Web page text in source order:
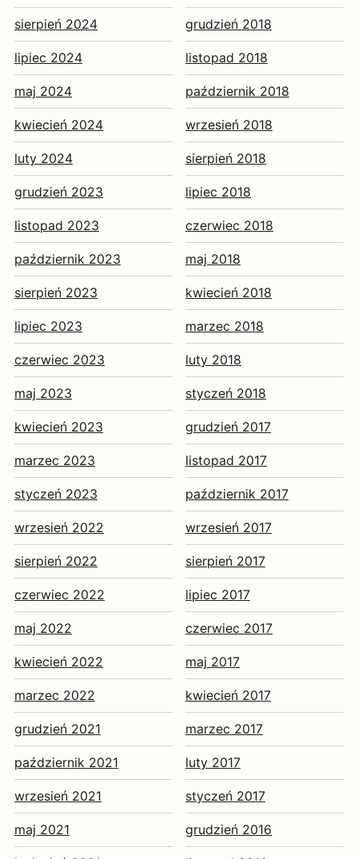
sierpień 2024
lipiec 2024
maj 2024
kwiecień 2024
luty 2024
grudzień 2023
listopad 2023
październik 2023
sierpień 2023
lipiec 2023
czerwiec 2023
maj 2023
kwiecień 2023
marzec 2023
styczeń 2023
wrzesień 2022
sierpień 2022
czerwiec 2022
maj 2022
kwiecień 2022
marzec 2022
grudzień 2021
październik 2021
wrzesień 2021
maj 2021
grudzień 2018
listopad 2018
październik 2018
wrzesień 2018
sierpień 2018
lipiec 2018
czerwiec 2018
maj 2018
kwiecień 2018
marzec 2018
luty 2018
styczeń 2018
grudzień 2017
listopad 2017
październik 2017
wrzesień 2017
sierpień 2017
lipiec 2017
czerwiec 2017
maj 2017
kwiecień 2017
marzec 2017
luty 2017
styczeń 2017
grudzień 2016